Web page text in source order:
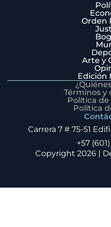
Orden
Arte y
Edición
Términos y
Política
Política
Carrera 7 # 75-51
+57
Copyright 2026 |